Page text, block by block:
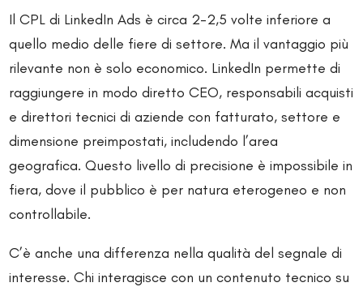
Il CPL di LinkedIn Ads è circa 2-2,5 volte inferiore a
quello medio delle fiere di settore. Ma il vantaggio più
rilevante non è solo economico. LinkedIn permette di
raggiungere in modo diretto CEO, responsabili acquisti
e direttori tecnici di aziende con fatturato, settore e
dimensione preimpostati, includendo l’area
geografica. Questo livello di precisione è impossibile in
fiera, dove il pubblico è per natura eterogeneo e non
controllabile.
C’è anche una differenza nella qualità del segnale di
interesse. Chi interagisce con un contenuto tecnico su